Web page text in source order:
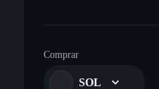
Comprar
SOL